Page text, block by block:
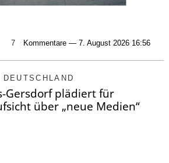
7 Kommentare — 7. August 2026 16:56
DEUTSCHLAND
Gersdorf plädiert für
über „neue Medien“